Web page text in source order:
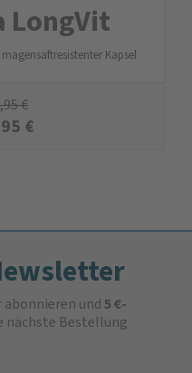
LongVit
Kapsel
€
€
und5 €-
nächste Bestellung